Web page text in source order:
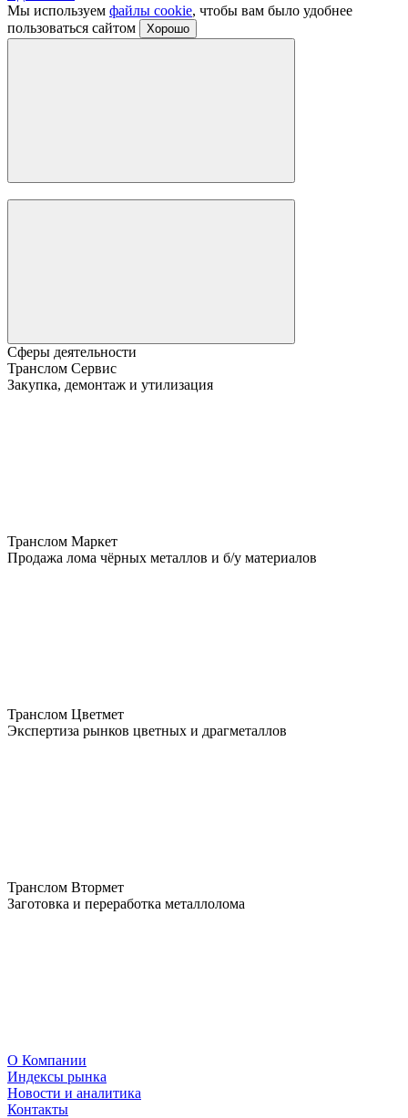
Мы используем файлы cookie, чтобы вам было удобнее
пользоваться сайтом
Хорошо
Сферы деятельности
Транслом Сервис
Закупка, демонтаж и утилизация
Транслом Маркет
Продажа лома чёрных металлов и б/у материалов
Транслом Цветмет
Экспертиза рынков цветных и драгметаллов
Транслом Втормет
Заготовка и переработка металлолома
О Компании
Индексы рынка
Новости и аналитика
Контакты